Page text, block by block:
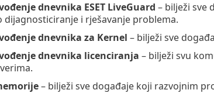
dnevnika ESET LiveGuard – bilježi sve
dijagnosticiranje i rješavanje problema.
dnevnika za Kernel – bilježi sve
dnevnika licenciranja – bilježi svu
– bilježi sve događaje koji razvojnim